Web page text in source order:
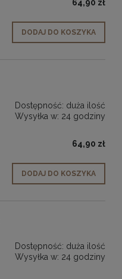
64,90 zł
DODAJ DO KOSZYKA
Dostępność: duża ilość
Wysyłka w: 24 godziny
64,90 zł
DODAJ DO KOSZYKA
Dostępność: duża ilość
Wysyłka w: 24 godziny